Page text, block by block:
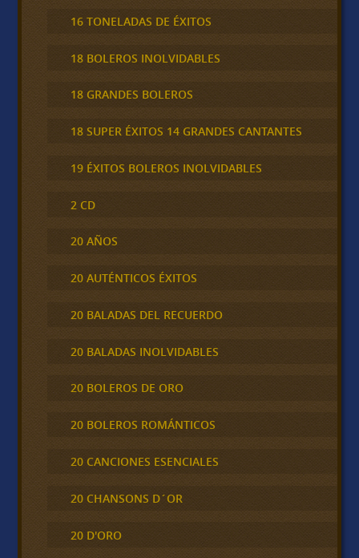
16 TONELADAS DE ÉXITOS
18 BOLEROS INOLVIDABLES
18 GRANDES BOLEROS
18 SUPER ÉXITOS 14 GRANDES CANTANTES
19 ÉXITOS BOLEROS INOLVIDABLES
2 CD
20 AÑOS
20 AUTÉNTICOS ÉXITOS
20 BALADAS DEL RECUERDO
20 BALADAS INOLVIDABLES
20 BOLEROS DE ORO
20 BOLEROS ROMÁNTICOS
20 CANCIONES ESENCIALES
20 CHANSONS D´OR
20 D'ORO